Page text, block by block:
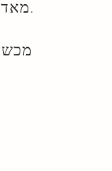
מ, שהוא לעתים קרובות חזק מאוד ויעיל, מתחבר למגזר.
מ